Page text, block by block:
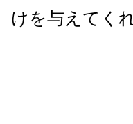
けを与えてく